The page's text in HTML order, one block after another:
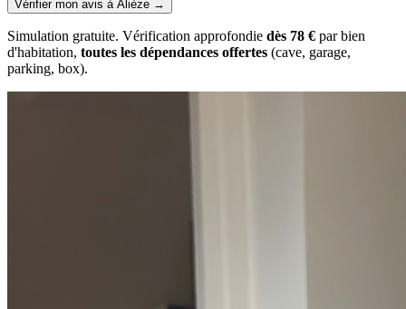
Vérifier mon avis à Alièze →
Simulation gratuite. Vérification approfondie dès 78 € par bien
d'habitation, toutes les dépendances offertes (cave, garage,
parking, box).